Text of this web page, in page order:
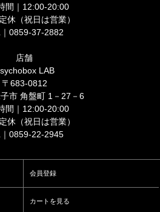
間｜12:00-20:00
休（祝日は営業）
0859-37-2882
店舗
LAB
〒683-0812
市 角盤町 1－27－6
間｜12:00-20:00
休（祝日は営業）
0859-22-2945
会員登録
カートを見る